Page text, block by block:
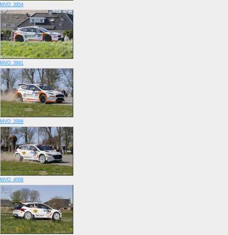
MVO_3954
MVO_3991
MVO_3996
MVO_4006